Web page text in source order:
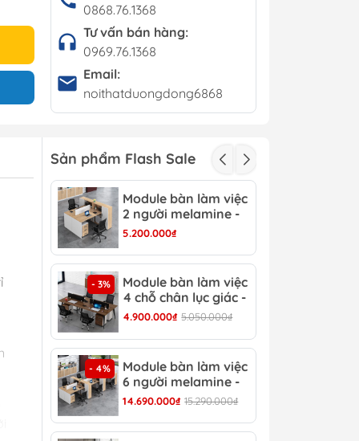
Ghế bar
0868.76.1368
Tư vấn bán hàng:
0969.76.1368
Email:
noithatduongdong6868
Sản phẩm Flash Sale
Module bàn làm việc
2 người melamine -
CB 15
5.200.000₫
- 3%
Module bàn làm việc
4 chỗ chân lục giác -
CB 17
4.900.000₫ 5.050.000₫
- 4%
Module bàn làm việc
6 người melamine -
CB 20
14.690.000₫ 15.290.000₫